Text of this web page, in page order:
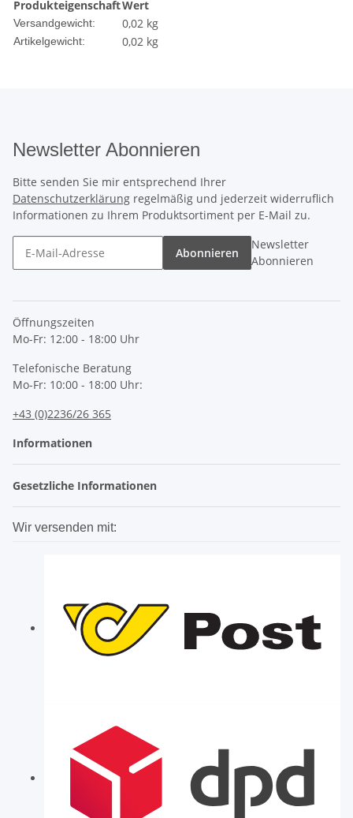
ProdukteigenschaftWert
Versandgewicht: 0,02 kg
Artikelgewicht: 0,02 kg
Newsletter Abonnieren
Bitte senden Sie mir entsprechend Ihrer
Datenschutzerklärung regelmäßig und jederzeit widerruflich
Informationen zu Ihrem Produktsortiment per E-Mail zu.
Abonnieren
Newsletter
Abonnieren
Öffnungszeiten
Mo-Fr: 12:00 - 18:00 Uhr
Telefonische Beratung
Mo-Fr: 10:00 - 18:00 Uhr:
+43 (0)2236/26 365
Informationen
Gesetzliche Informationen
Wir versenden mit: